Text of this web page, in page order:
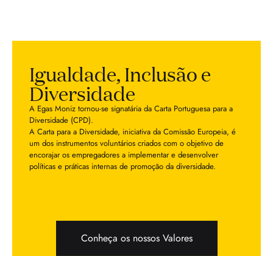
Igualdade, Inclusão e
Diversidade
A Egas Moniz tornou-se signatária da Carta Portuguesa para a
Diversidade (CPD).
A Carta para a Diversidade, iniciativa da Comissão Europeia, é
um dos instrumentos voluntários criados com o objetivo de
encorajar os empregadores a implementar e desenvolver
políticas e práticas internas de promoção da diversidade.
Conheça os nossos Valores